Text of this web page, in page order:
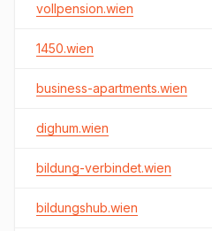
vollpension.wien
1450.wien
business-apartments.wien
dighum.wien
bildung-verbindet.wien
bildungshub.wien